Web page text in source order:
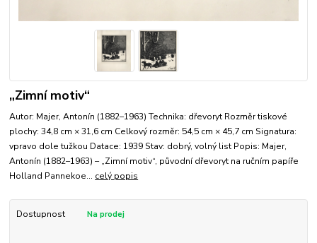
„Zimní motiv“
Autor: Majer, Antonín (1882–1963) Technika: dřevoryt Rozměr tiskové
plochy: 34,8 cm × 31,6 cm Celkový rozměr: 54,5 cm × 45,7 cm Signatura:
vpravo dole tužkou Datace: 1939 Stav: dobrý, volný list Popis: Majer,
Antonín (1882–1963) – „Zimní motiv“, původní dřevoryt na ručním papíře
Holland Pannekoe... celý popis
Dostupnost